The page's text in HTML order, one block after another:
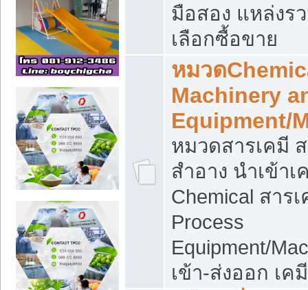
มือสอง แหล่งร
เลือกซื้อขาย
หมวด
Machinery
Equipment/
หมวดสารเคมี
สำอาง นำเข้
Chemical สาร
Process
Equipment/
เข้า-ส่งออก เ